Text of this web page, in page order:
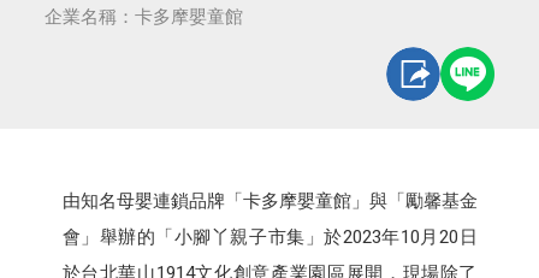
企業名稱：卡多摩嬰童館
由知名母嬰連鎖品牌「卡多摩嬰童館」與「勵馨基金
會」舉辦的「小腳丫親子市集」於2023年10月20日
於台北華山1914文化創意產業園區展開，現場除了